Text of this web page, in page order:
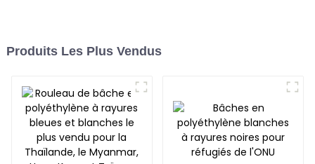
Produits Les Plus Vendus